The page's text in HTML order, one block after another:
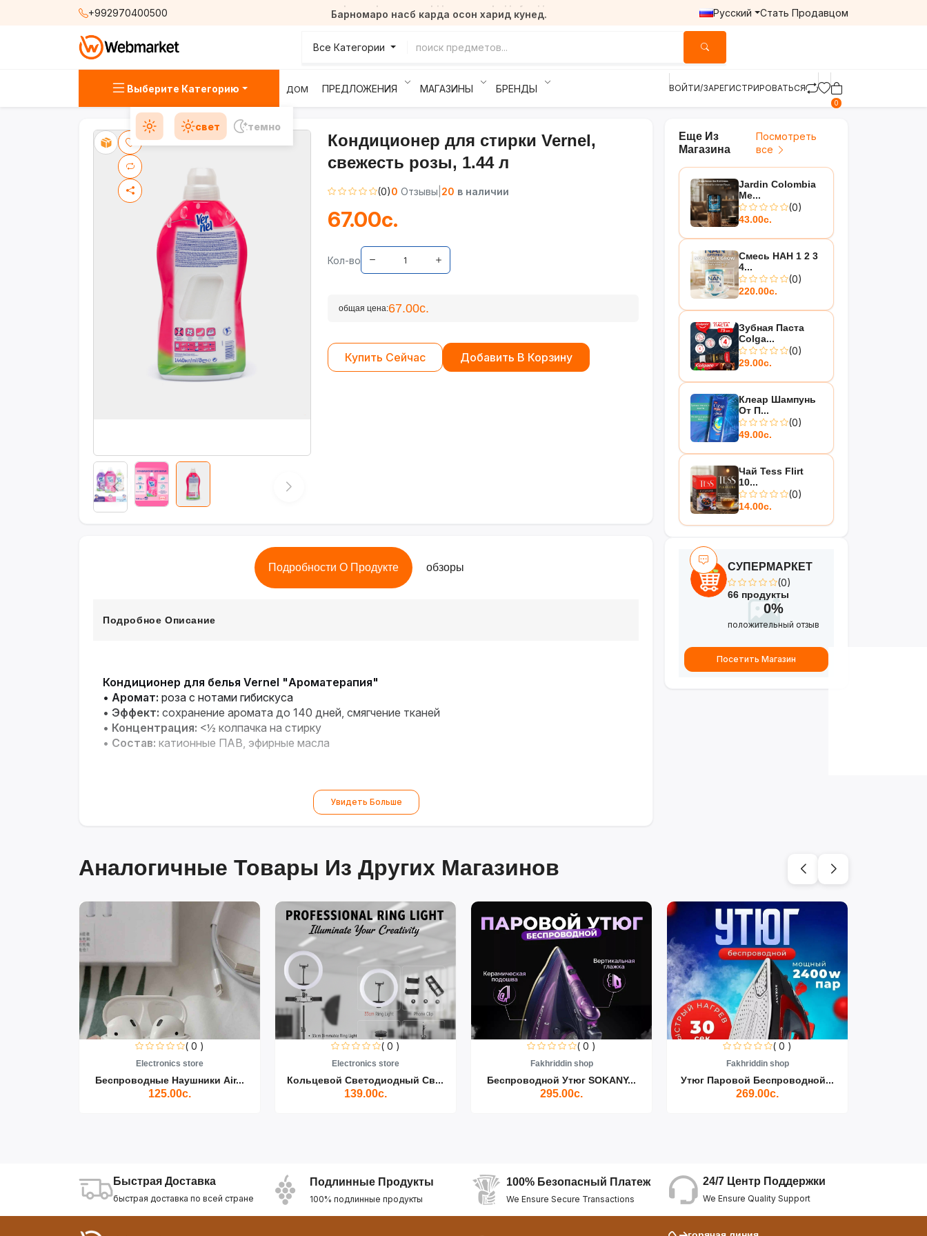
+992970400500 Барномаро насб карда осон харид кунед. Русский Стать Продавцом
Все Категории
Выберите Категорию ДОМ ПРЕДЛОЖЕНИЯ МАГАЗИНЫ БРЕНДЫ ВОЙТИ/ЗАРЕГИСТРИРОВАТЬСЯ
0
свет темно
Кондиционер для стирки Vernel,
свежесть розы, 1.44 л
(0)0 Отзывы 20 в наличии
67.00с.
Кол-во
общая цена:67.00с.
Купить Сейчас Добавить В Корзину
Подробности О Продукте обзоры
Подробное Описание
Кондиционер для белья Vernel "Ароматерапия"
• Аромат: роза с нотами гибискуса
• Эффект: сохранение аромата до 140 дней, смягчение тканей
• Концентрация: <½ колпачка на стирку
• Состав: катионные ПАВ, эфирные масла
Увидеть Больше
Еще Из
Магазина
Посмотреть
все
Jardin Colombia
Me...
(0)
43.00с.
Смесь НАН 1 2 3
4...
(0)
220.00с.
Зубная Паста
Colga...
(0)
29.00с.
Клеар Шампунь
От П...
(0)
49.00с.
Чай Tess Flirt
10...
(0)
14.00с.
СУПЕРМАРКЕТ
(0)
66 продукты
0%
положительный отзыв
Посетить Магазин
Аналогичные Товары Из Других Магазинов
( 0 )
Electronics store
Беспроводные Наушники Air...
125.00с.
( 0 )
Electronics store
Кольцевой Светодиодный Св...
139.00с.
( 0 )
Fakhriddin shop
Беспроводной Утюг SOKANY...
295.00с.
( 0 )
Fakhriddin shop
Утюг Паровой Беспроводной...
269.00с.
Быстрая Доставка
быстрая доставка по всей стране
Подлинные Продукты
100% подлинные продукты
100% Безопасный Платеж
We Ensure Secure Transactions
24/7 Центр Поддержки
We Ensure Quality Support